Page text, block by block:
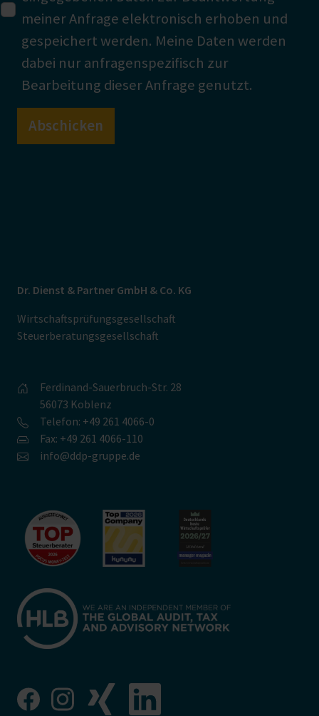
meiner Anfrage elektronisch erhoben und
gespeichert werden. Meine Daten werden
dabei nur anfragenspezifisch zur
Bearbeitung dieser Anfrage genutzt.
Dr. Dienst & Partner GmbH & Co. KG
Wirtschaftsprüfungsgesellschaft
Steuerberatungsgesellschaft
Ferdinand-Sauerbruch-Str. 28
56073 Koblenz
Telefon: +49 261 4066-0
Fax: +49 261 4066-110
info@ddp-gruppe.de